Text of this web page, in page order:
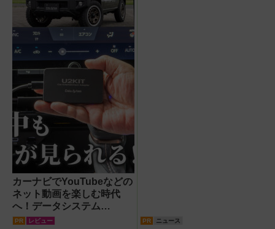
カーナビでYouTubeなどの
ネット動画を楽しむ時代
へ！データシステム
『U2KIT』がドライブを変
PR レビュー PR ニュース